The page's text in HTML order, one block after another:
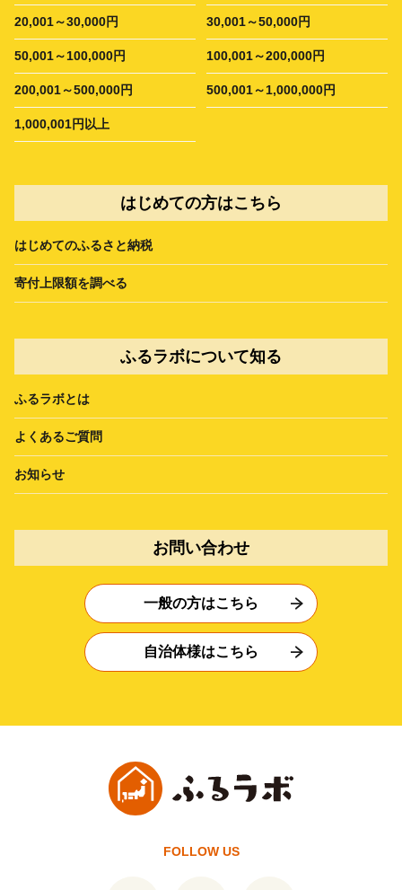
20,001～30,000円 30,001～50,000円
50,001～100,000円 100,001～200,000円
200,001～500,000円 500,001～1,000,000円
1,000,001円以上
はじめての方はこちら
はじめてのふるさと納税
寄付上限額を調べる
ふるラボについて知る
ふるラボとは
よくあるご質問
お知らせ
お問い合わせ
一般の方はこちら
自治体様はこちら
FOLLOW US